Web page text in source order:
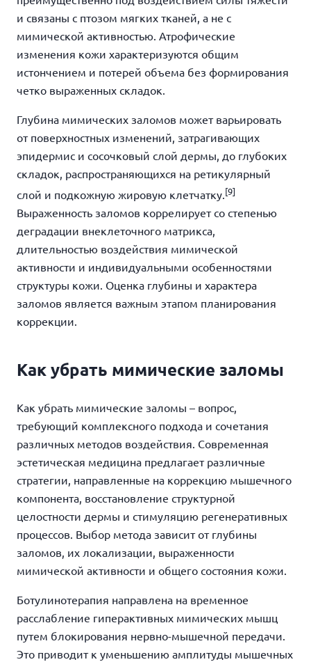
и связаны с птозом мягких тканей, а не с
мимической активностью. Атрофические
изменения кожи характеризуются общим
истончением и потерей объема без формирования
четко выраженных складок.
Глубина мимических заломов может варьировать
от поверхностных изменений, затрагивающих
эпидермис и сосочковый слой дермы, до глубоких
складок, распространяющихся на ретикулярный
слой и подкожную жировую клетчатку. [9]
Выраженность заломов коррелирует со степенью
деградации внеклеточного матрикса,
длительностью воздействия мимической
активности и индивидуальными особенностями
структуры кожи. Оценка глубины и характера
заломов является важным этапом планирования
коррекции.
Как убрать мимические заломы
Как убрать мимические заломы – вопрос,
требующий комплексного подхода и сочетания
различных методов воздействия. Современная
эстетическая медицина предлагает различные
стратегии, направленные на коррекцию мышечного
компонента, восстановление структурной
целостности дермы и стимуляцию регенеративных
процессов. Выбор метода зависит от глубины
заломов, их локализации, выраженности
мимической активности и общего состояния кожи.
Ботулинотерапия направлена на временное
расслабление гиперактивных мимических мышц
путем блокирования нервно-мышечной передачи.
Это приводит к уменьшению амплитуды мышечных